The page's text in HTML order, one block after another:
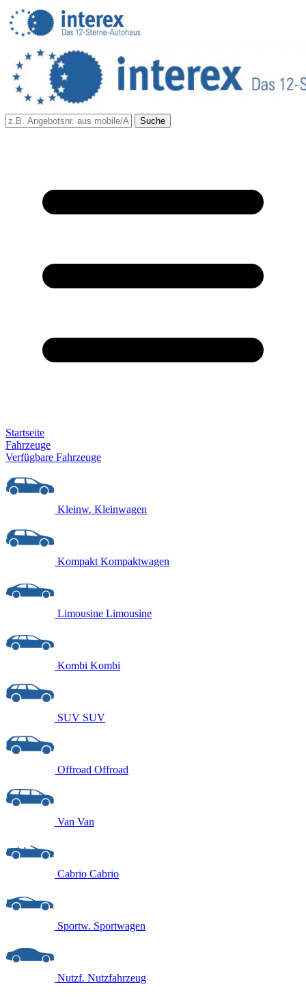
Suche
Startseite
Fahrzeuge
Verfügbare Fahrzeuge
Kleinw. Kleinwagen
Kompakt Kompaktwagen
Limousine Limousine
Kombi Kombi
SUV SUV
Offroad Offroad
Van Van
Cabrio Cabrio
Sportw. Sportwagen
Nutzf. Nutzfahrzeug